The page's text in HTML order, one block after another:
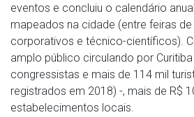
eventos e concluiu o calendário
mapeados na cidade (entre feiras
corporativos e técnico-científicos).
amplo público circulando por
congressistas e mais de 114 mil
registrados em 2018) -, mais de R$
estabelecimentos locais.